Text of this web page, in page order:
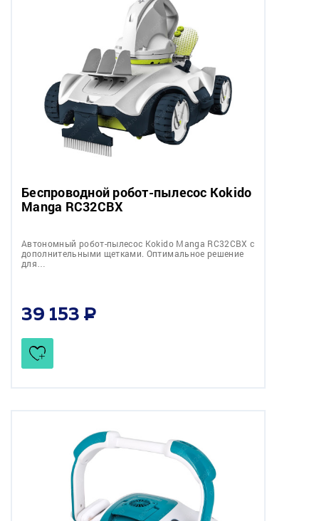
Беспроводной робот-пылесоc Kokido
Manga RC32CBX
Автономный робот-пылесоc Kokido Manga RC32CBX c
дополнительными щетками. Оптимальное решение
для…
39 153